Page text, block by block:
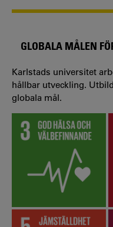
GLOBALA MÅLEN
Karlstads universitet
hållbar utveckling.
globala mål.